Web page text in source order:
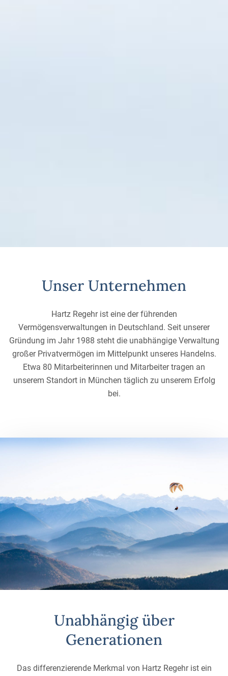
Unser Unternehmen
Hartz Regehr ist eine der führenden
Vermögensverwaltungen in Deutschland. Seit unserer
Gründung im Jahr 1988 steht die unabhängige Verwaltung
großer Privatvermögen im Mittelpunkt unseres Handelns.
Etwa 80 Mitarbeiterinnen und Mitarbeiter tragen an
unserem Standort in München täglich zu unserem Erfolg
bei.
Unabhängig über
Generationen
Das differenzierende Merkmal von Hartz Regehr ist ein